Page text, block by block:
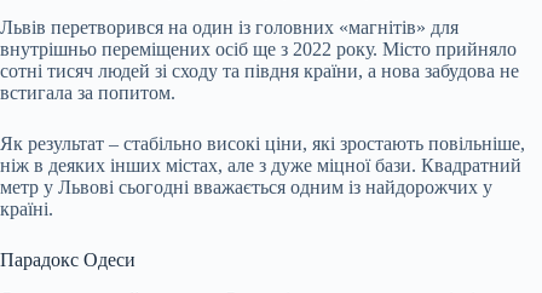
Львів перетворився на один із головних «магнітів» для
внутрішньо переміщених осіб ще з 2022 року. Місто прийняло
сотні тисяч людей зі сходу та півдня країни, а нова забудова не
встигала за попитом.
Як результат – стабільно високі ціни, які зростають повільніше,
ніж в деяких інших містах, але з дуже міцної бази. Квадратний
метр у Львові сьогодні вважається одним із найдорожчих у
країні.
Парадокс Одеси